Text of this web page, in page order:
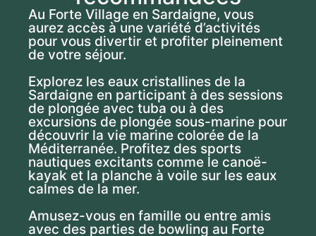
Au Forte Village en Sardaigne, vous
aurez accès à une variété d’activités
pour vous divertir et profiter pleinement
de votre séjour.
Explorez les eaux cristallines de la
Sardaigne en participant à des sessions
de plongée avec tuba ou à des
excursions de plongée sous-marine pour
découvrir la vie marine colorée de la
Méditerranée. Profitez des sports
nautiques excitants comme le canoë-
kayak et la planche à voile sur les eaux
calmes de la mer.
Amusez-vous en famille ou entre amis
avec des parties de bowling au Forte